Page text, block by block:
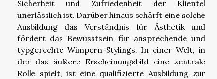
Sicherheit und Zufriedenheit der Klientel
unerlässlich ist. Darüber hinaus schärft eine solche
Ausbildung das Verständnis für Ästhetik und
fördert das Bewusstsein für ansprechende und
typgerechte Wimpern-Stylings. In einer Welt, in
der das äußere Erscheinungsbild eine zentrale
Rolle spielt, ist eine qualifizierte Ausbildung zur